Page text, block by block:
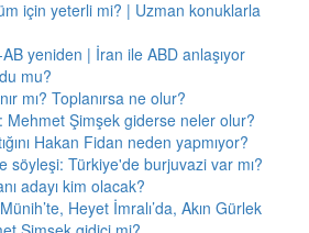
için yeterli mi? | Uzman konuklarla
yeniden | İran ile ABD anlaşıyor
mu?
mı? Toplanırsa ne olur?
Mehmet Şimşek giderse neler olur?
Hakan Fidan neden yapmıyor?
söyleşi: Türkiye'de burjuvazi var mı?
adayı kim olacak?
Heyet İmralı’da, Akın Gürlek